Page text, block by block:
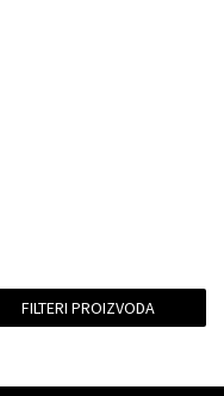
FILTERI PROIZVODA